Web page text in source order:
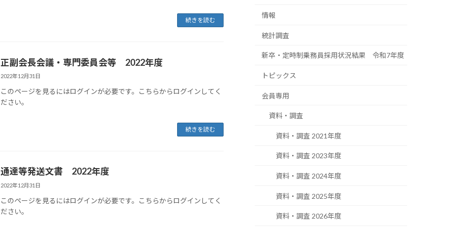
続きを読む
正副会長会議・専門委員会等 2022年度
2022年12月31日
このページを見るにはログインが必要です。こちらからログインしてく
ださい。
続きを読む
通達等発送文書 2022年度
2022年12月31日
このページを見るにはログインが必要です。こちらからログインしてく
ださい。
情報
統計調査
新卒・定時制乗務員採用状況結果 令和7年度
トピックス
会員専用
資料・調査
資料・調査 2021年度
資料・調査 2023年度
資料・調査 2024年度
資料・調査 2025年度
資料・調査 2026年度